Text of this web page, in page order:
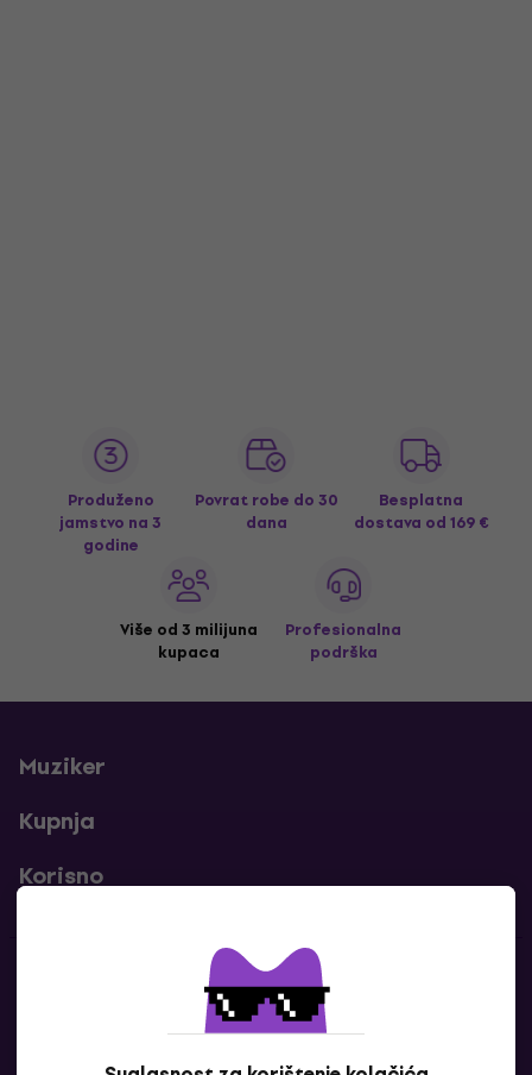
Produženo
jamstvo na 3
godine
Povrat robe do 30
dana
Besplatna
dostava od 169 €
Više od 3 milijuna
kupaca
Profesionalna
podrška
Muziker
Kupnja
Korisno
Kontakti
Javi nam se